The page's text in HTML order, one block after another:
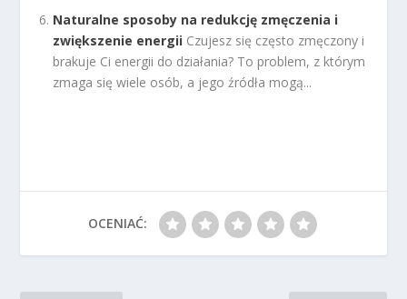
Naturalne sposoby na redukcję zmęczenia i
zwiększenie energii Czujesz się często zmęczony i
brakuje Ci energii do działania? To problem, z którym
zmaga się wiele osób, a jego źródła mogą...
OCENIAĆ: